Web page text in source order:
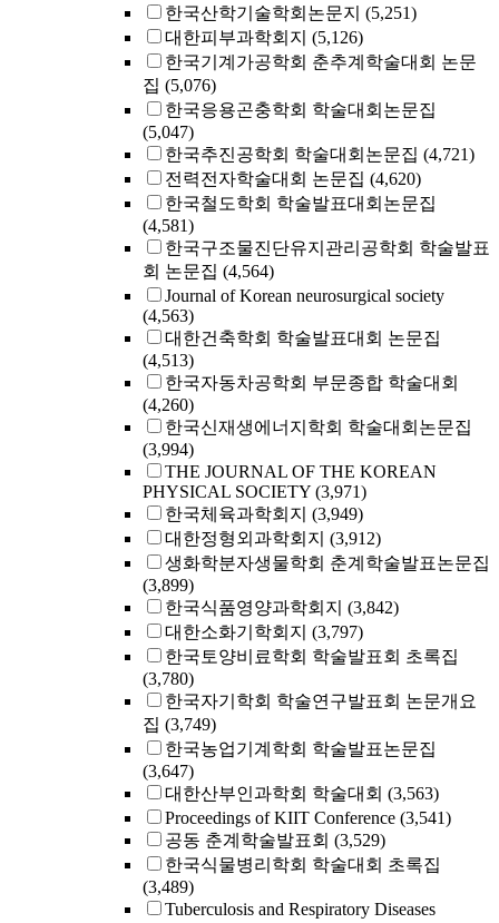
한국산학기술학회논문지 (5,251)
대한피부과학회지 (5,126)
한국기계가공학회 춘추계학술대회 논문
집 (5,076)
한국응용곤충학회 학술대회논문집
(5,047)
한국추진공학회 학술대회논문집 (4,721)
전력전자학술대회 논문집 (4,620)
한국철도학회 학술발표대회논문집
(4,581)
한국구조물진단유지관리공학회 학술발표
회 논문집 (4,564)
Journal of Korean neurosurgical society
(4,563)
대한건축학회 학술발표대회 논문집
(4,513)
한국자동차공학회 부문종합 학술대회
(4,260)
한국신재생에너지학회 학술대회논문집
(3,994)
THE JOURNAL OF THE KOREAN
PHYSICAL SOCIETY (3,971)
한국체육과학회지 (3,949)
대한정형외과학회지 (3,912)
생화학분자생물학회 춘계학술발표논문집
(3,899)
한국식품영양과학회지 (3,842)
대한소화기학회지 (3,797)
한국토양비료학회 학술발표회 초록집
(3,780)
한국자기학회 학술연구발표회 논문개요
집 (3,749)
한국농업기계학회 학술발표논문집
(3,647)
대한산부인과학회 학술대회 (3,563)
Proceedings of KIIT Conference (3,541)
공동 춘계학술발표회 (3,529)
한국식물병리학회 학술대회 초록집
(3,489)
Tuberculosis and Respiratory Diseases